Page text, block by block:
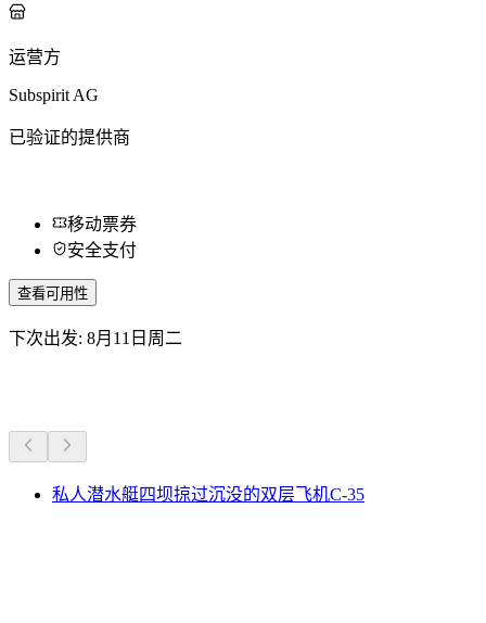
运营方
Subspirit AG
已验证的提供商
移动票券
安全支付
查看可用性
下次出发: 8月11日周二
私人潜水艇四坝掠过沉没的双层飞机C-35